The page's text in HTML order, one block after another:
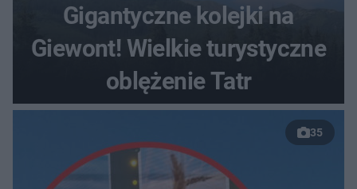
Gigantyczne kolejki na
Giewont! Wielkie turystyczne
oblężenie Tatr
35